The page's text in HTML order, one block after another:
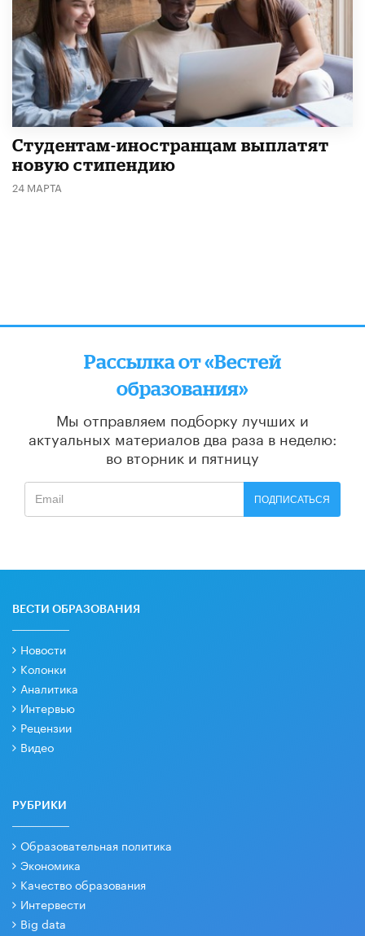
Студентам-иностранцам выплатят
новую стипендию
24 МАРТА
Рассылка от «Вестей
образования»
Мы отправляем подборку лучших и
актуальных материалов два раза в неделю:
во вторник и пятницу
ПОДПИСАТЬСЯ
ВЕСТИ ОБРАЗОВАНИЯ
Новости
Колонки
Аналитика
Интервью
Рецензии
Видео
РУБРИКИ
Образовательная политика
Экономика
Качество образования
Интервести
Big data